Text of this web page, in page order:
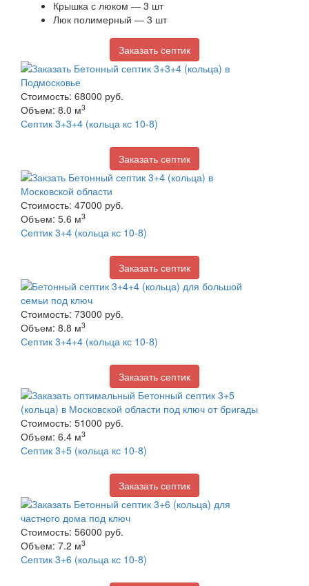
Крышка с люком — 3 шт
Люк полимерный — 3 шт
Заказать септик
Стоимость: 68000 руб.
Объем: 8.0 м3
Септик 3+3+4 (кольца кс 10-8)
Заказать септик
Стоимость: 47000 руб.
Объем: 5.6 м3
Септик 3+4 (кольца кс 10-8)
Заказать септик
Стоимость: 73000 руб.
Объем: 8.8 м3
Септик 3+4+4 (кольца кс 10-8)
Заказать септик
Стоимость: 51000 руб.
Объем: 6.4 м3
Септик 3+5 (кольца кс 10-8)
Заказать септик
Стоимость: 56000 руб.
Объем: 7.2 м3
Септик 3+6 (кольца кс 10-8)